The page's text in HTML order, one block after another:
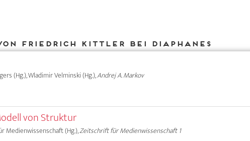
Friedrich Kittler bei DIAPHANES
(Hg.), Wladimir Velminski (Hg.),Andrej A. Markov
von Struktur
Medienwissenschaft (Hg.),Zeitschrift für Medienwissenschaft 1